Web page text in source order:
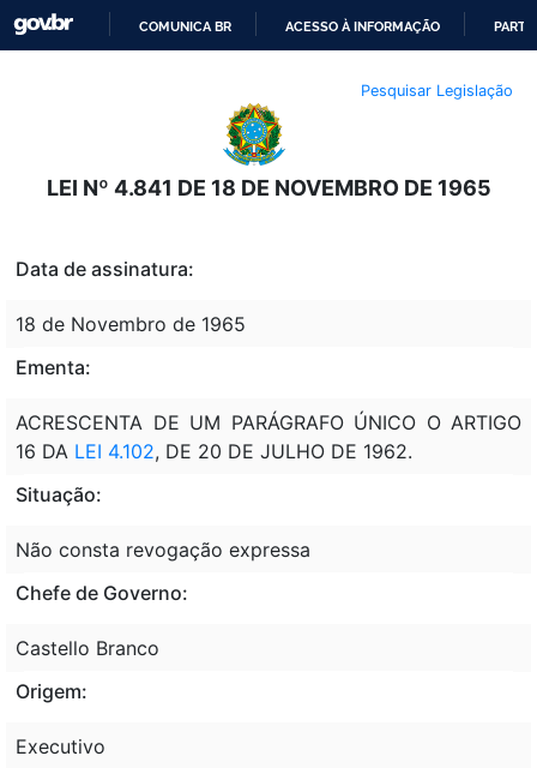
O
CONTEÚDO
COMUNICA BR ACESSO À INFORMAÇÃO
Pesquisar Legislação
LEI Nº 4.841 DE 18 DE NOVEMBRO DE 1965
Data de assinatura:
18 de Novembro de 1965
Ementa:
ACRESCENTA DE UM PARÁGRAFO ÚNICO O ARTIGO
16 DA LEI 4.102, DE 20 DE JULHO DE 1962.
Situação:
Não consta revogação expressa
Chefe de Governo:
Castello Branco
Origem:
Executivo